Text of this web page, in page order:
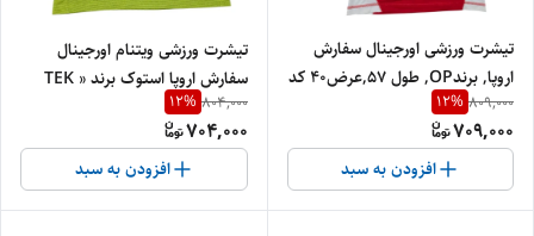
تیشرت ورزشی اورجینال سفارش
اروپا, برندOP, طول 57,عرض40 کد
73
809,000
12%
709,000
افزودن به سبد
تیشرت ورزشی ویتنام اورجینال
سفارش اروپا استوک برند « TEK
جنس پلی استر درجه‌یک
804,000
12%
704,000
افزودن به سبد